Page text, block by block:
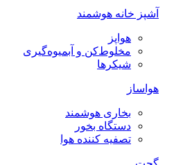
آشپز خانه هوشمند
هواپز
مخلوط‌کن و آبمیوه‌گیری
شیکرها
هواساز
بخاری هوشمند
دستگاه بخور
تصفیه کننده هوا